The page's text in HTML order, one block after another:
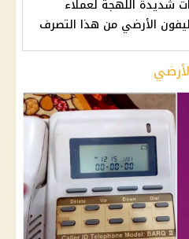
شديدة اللهجة لعملاء
الأرضي من هذا التصرف